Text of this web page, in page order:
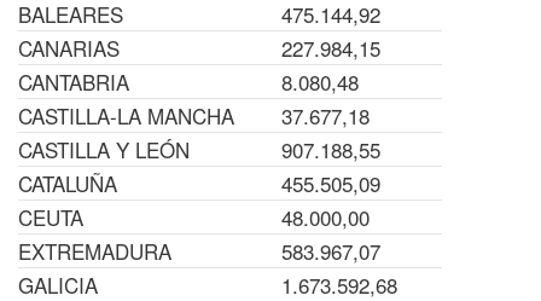
BALEARES
475.144,92
CANARIAS
227.984,15
CANTABRIA
8.080,48
CASTILLA-LA MANCHA
37.677,18
CASTILLA Y LEÓN
907.188,55
CATALUÑA
455.505,09
CEUTA
48.000,00
EXTREMADURA
583.967,07
GALICIA
1.673.592,68